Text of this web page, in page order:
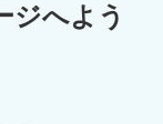
ジへよう